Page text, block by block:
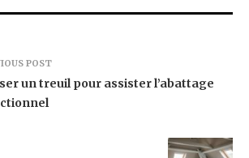
POST
un treuil pour assister l’abattage